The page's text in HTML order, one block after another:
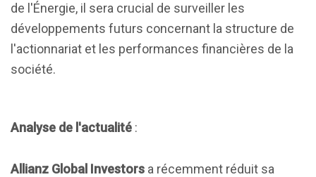
de l'Énergie, il sera crucial de surveiller les
développements futurs concernant la structure de
l'actionnariat et les performances financières de la
société.
Analyse de l'actualité :
Allianz Global Investors a récemment réduit sa